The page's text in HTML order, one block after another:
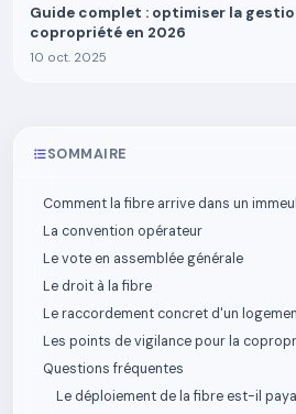
Guide complet : optimiser la
copropriété en 2026
10 oct. 2025
SOMMAIRE
Comment la fibre arrive dans un
La convention opérateur
Le vote en assemblée générale
Le droit à la fibre
Le raccordement concret d'un
Les points de vigilance pour la
Questions fréquentes
Le déploiement de la fibre est-il